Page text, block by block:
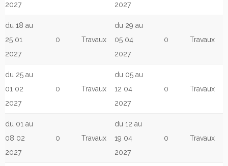
2027
2027
du 18 au
25 01
2027
0 Travaux
du 29 au
05 04
2027
0 Travaux
du 25 au
01 02
2027
0 Travaux
du 05 au
12 04
2027
0 Travaux
du 01 au
08 02
2027
0 Travaux
du 12 au
19 04
2027
0 Travaux